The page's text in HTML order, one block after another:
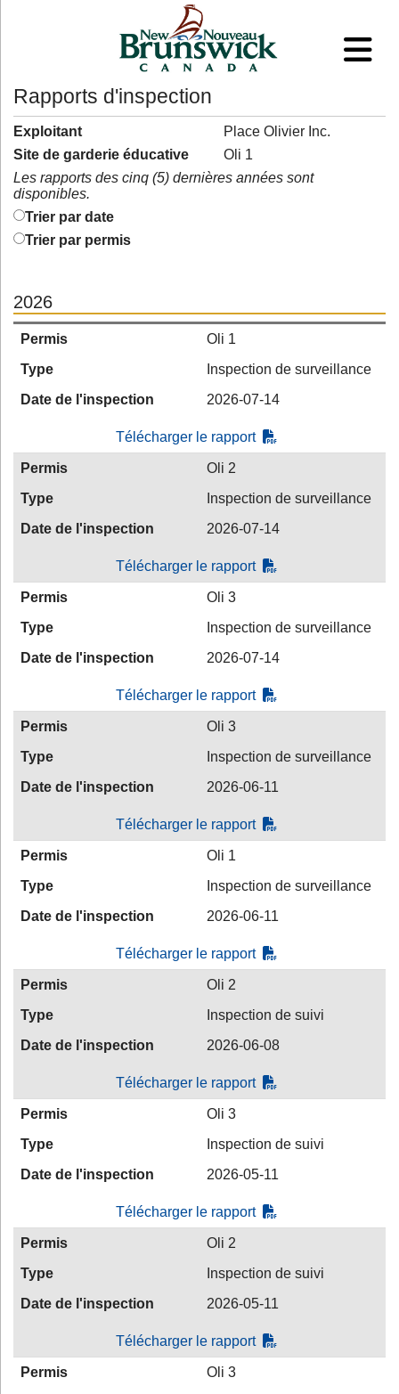
Rapports d'inspection
Exploitant
Place Olivier Inc.
Site de garderie éducative
Oli 1
Les rapports des cinq (5) dernières années sont
disponibles.
Trier par date
Trier par permis
2026
Permis
Oli 1
Type
Inspection de surveillance
Date de l'inspection
2026-07-14
Télécharger le rapport
Permis
Oli 2
Type
Inspection de surveillance
Date de l'inspection
2026-07-14
Télécharger le rapport
Permis
Oli 3
Type
Inspection de surveillance
Date de l'inspection
2026-07-14
Télécharger le rapport
Permis
Oli 3
Type
Inspection de surveillance
Date de l'inspection
2026-06-11
Télécharger le rapport
Permis
Oli 1
Type
Inspection de surveillance
Date de l'inspection
2026-06-11
Télécharger le rapport
Permis
Oli 2
Type
Inspection de suivi
Date de l'inspection
2026-06-08
Télécharger le rapport
Permis
Oli 3
Type
Inspection de suivi
Date de l'inspection
2026-05-11
Télécharger le rapport
Permis
Oli 2
Type
Inspection de suivi
Date de l'inspection
2026-05-11
Télécharger le rapport
Permis
Oli 3